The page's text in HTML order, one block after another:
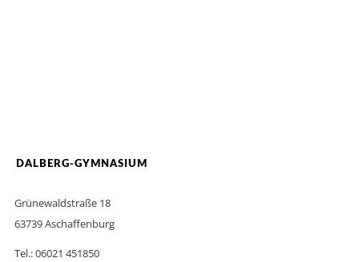
DALBERG-GYMNASIUM
Grünewaldstraße 18
63739 Aschaffenburg
Tel.: 06021 451850